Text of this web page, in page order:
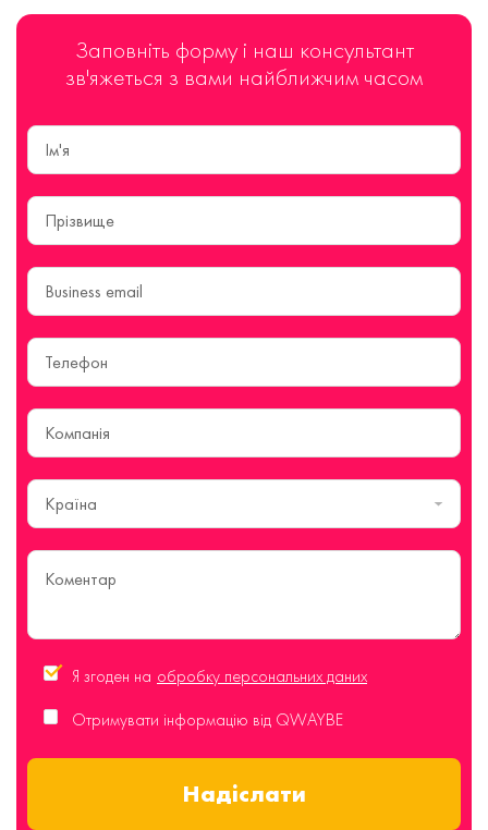
Заповніть форму і наш консультант
зв'яжеться з вами найближчим часом
Країна
Я згоден на обробку персональних даних
Отримувати інформацію від QWAYBE
Надіслати